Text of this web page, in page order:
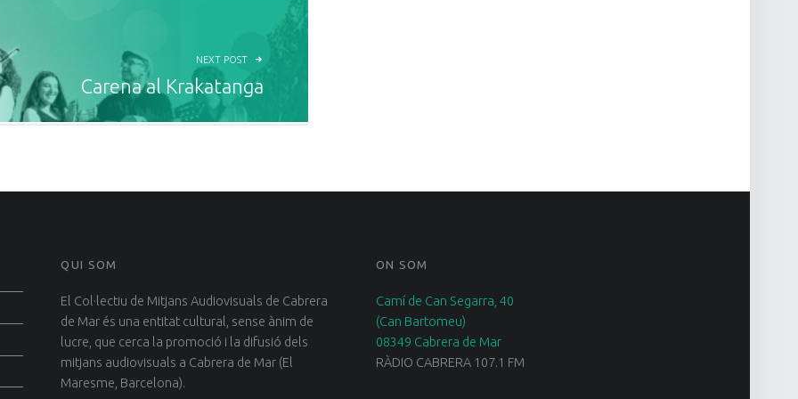
NEXT POST
Carena al Krakatanga
QUI SOM
El Col·lectiu de Mitjans Audiovisuals de Cabrera
de Mar és una entitat cultural, sense ànim de
lucre, que cerca la promoció i la difusió dels
mitjans audiovisuals a Cabrera de Mar (El
Maresme, Barcelona).
ON SOM
Camí de Can Segarra, 40
(Can Bartomeu)
08349 Cabrera de Mar
RÀDIO CABRERA 107.1 FM